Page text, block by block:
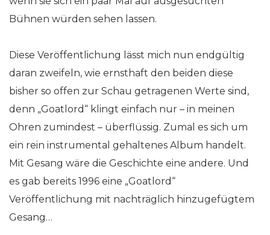
Bühnen würden sehen lassen.
Diese Veröffentlichung lässt mich nun endgültig
daran zweifeln, wie ernsthaft den beiden diese
bisher so offen zur Schau getragenen Werte sind,
denn „Goatlord“ klingt einfach nur – in meinen
Ohren zumindest – überflüssig. Zumal es sich um
ein rein instrumental gehaltenes Album handelt.
Mit Gesang wäre die Geschichte eine andere. Und
es gab bereits 1996 eine „Goatlord“
Veröffentlichung mit nachträglich hinzugefügtem
Gesang…